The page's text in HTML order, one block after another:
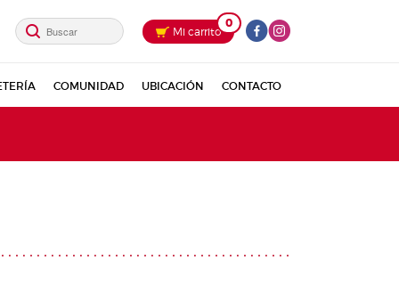
Mi carrito
0
COMUNIDAD UBICACIÓN CONTACTO